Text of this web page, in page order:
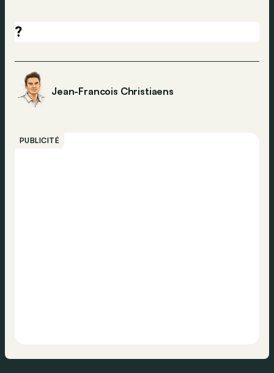
?
Jean-Francois Christiaens
PUBLICITÉ